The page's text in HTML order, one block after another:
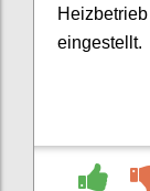
eingestellt.